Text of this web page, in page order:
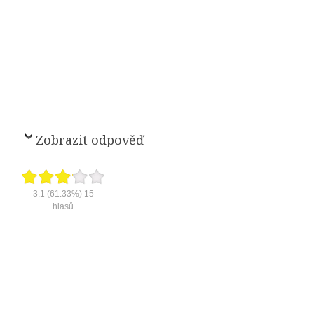
Zobrazit odpověď
3.1 (61.33%) 15
hlasů